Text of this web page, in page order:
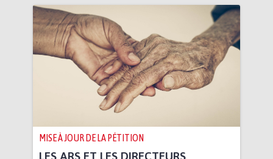
MISE À JOUR DE LA PÉTITION
LES ARS ET LES DIRECTEURS